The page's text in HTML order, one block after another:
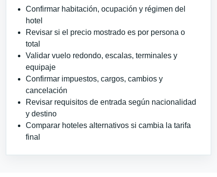
Confirmar habitación, ocupación y régimen del
hotel
Revisar si el precio mostrado es por persona o
total
Validar vuelo redondo, escalas, terminales y
equipaje
Confirmar impuestos, cargos, cambios y
cancelación
Revisar requisitos de entrada según nacionalidad
y destino
Comparar hoteles alternativos si cambia la tarifa
final